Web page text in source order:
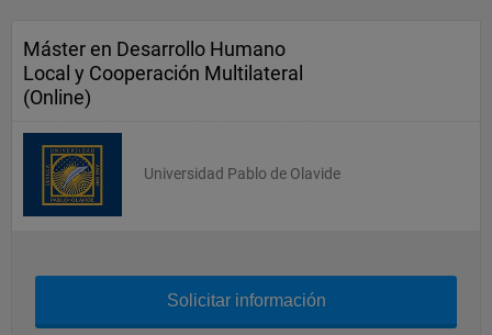
Máster en Desarrollo Humano
Local y Cooperación Multilateral
(Online)
Universidad Pablo de Olavide
Solicitar información